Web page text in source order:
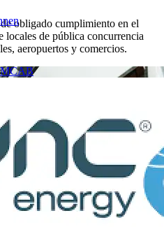
obligado cumplimiento en el
locales de pública concurrencia
aeropuertos y comercios.